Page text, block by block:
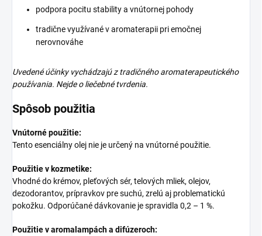
podpora pocitu stability a vnútornej pohody
tradične využívané v aromaterapii pri emočnej
nerovnováhe
Uvedené účinky vychádzajú z tradičného aromaterapeutického
používania. Nejde o liečebné tvrdenia.
Spôsob použitia
Vnútorné použitie:
Tento esenciálny olej nie je určený na vnútorné použitie.
Použitie v kozmetike:
Vhodné do krémov, pleťových sér, telových mliek, olejov,
dezodorantov, prípravkov pre suchú, zrelú aj problematickú
pokožku. Odporúčané dávkovanie je spravidla 0,2 – 1 %.
Použitie v aromalampách a difúzeroch: